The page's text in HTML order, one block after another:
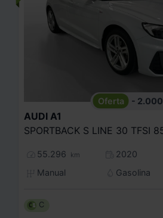
- 2.000
AUDI A1
55.296 km
2020
Manual
Gasolina
C